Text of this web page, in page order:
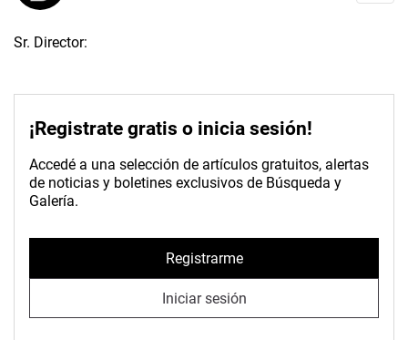
Sr. Director:
¡Registrate gratis o inicia sesión!
Accedé a una selección de artículos gratuitos, alertas
de noticias y boletines exclusivos de Búsqueda y
Galería.
Registrarme
Iniciar sesión